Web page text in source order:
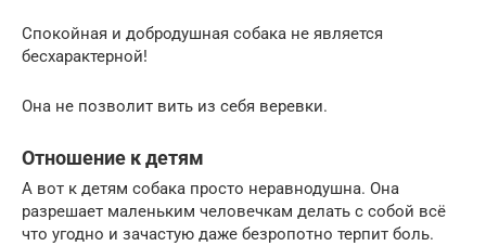
Спокойная и добродушная собака не является
бесхарактерной!
Она не позволит вить из себя веревки.
Отношение к детям
А вот к детям собака просто неравнодушна. Она
разрешает маленьким человечкам делать с собой всё
что угодно и зачастую даже безропотно терпит боль.